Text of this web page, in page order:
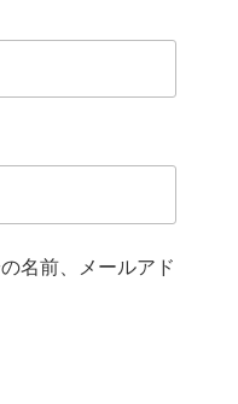
名前、メールアド